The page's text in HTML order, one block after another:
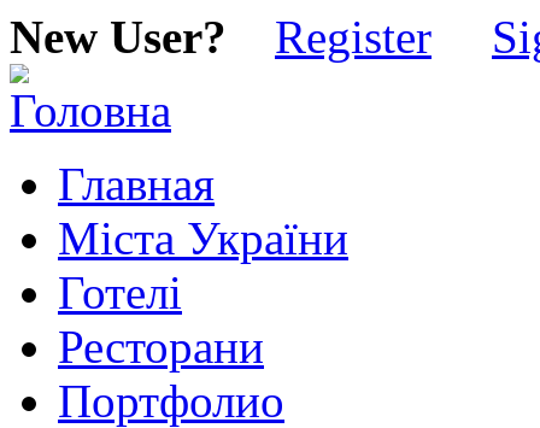
New User? Register
Главная
Міста України
Готелі
Ресторани
Портфолио